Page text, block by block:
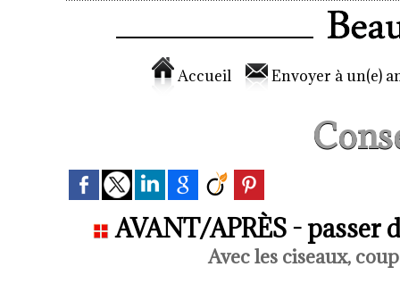
Accueil Envoyer à un(e)
AVANT/APRÈS - passer
Avec les ciseaux,